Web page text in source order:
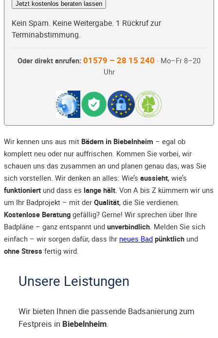
Jetzt kostenlos beraten lassen
Kein Spam. Keine Weitergabe. 1 Rückruf zur
Terminabstimmung.
Oder direkt anrufen: 01579 – 28 15 240 · Mo–Fr 8–20
Uhr
Wir kennen uns aus mit Bädern in Biebelnheim – egal ob
komplett neu oder nur auffrischen. Kommen Sie vorbei, wir
schauen uns das zusammen an und planen genau das, was Sie
sich vorstellen. Wir denken an alles: Wie’s aussieht, wie’s
funktioniert und dass es lange hält. Von A bis Z kümmern wir uns
um Ihr Badprojekt – mit der Qualität, die Sie verdienen.
Kostenlose Beratung gefällig? Gerne! Wir sprechen über Ihre
Badpläne – ganz entspannt und unverbindlich. Melden Sie sich
einfach – wir sorgen dafür, dass Ihr neues Bad pünktlich und
ohne Stress fertig wird.
Unsere Leistungen
Wir bieten Ihnen die passende Badsanierung zum
Festpreis in Biebelnheim.